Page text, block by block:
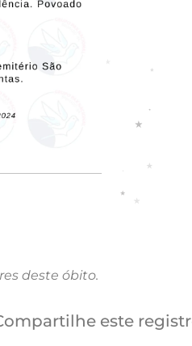
deste óbito.
este